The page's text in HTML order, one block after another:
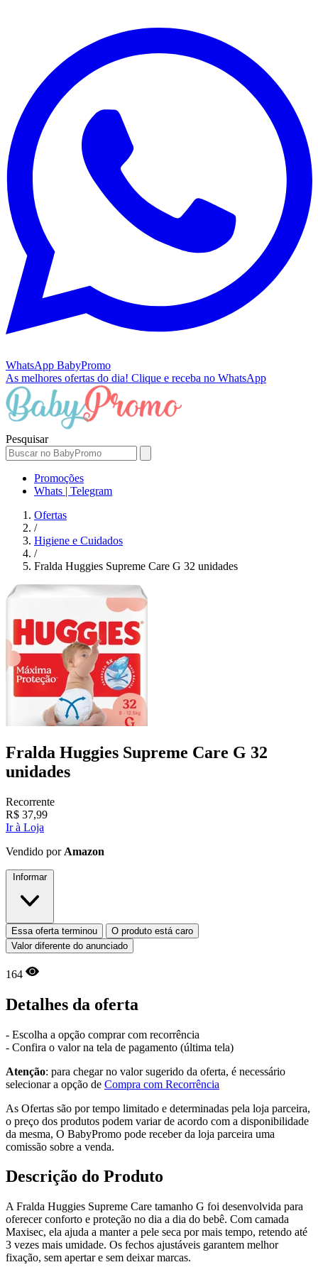
WhatsApp BabyPromo
As melhores ofertas do dia! Clique e receba no WhatsApp
Pesquisar
Promoções
Whats | Telegram
Ofertas
/
Higiene e Cuidados
/
Fralda Huggies Supreme Care G 32 unidades
Fralda Huggies Supreme Care G 32
unidades
Recorrente
R$ 37,99
Ir à Loja
Vendido por Amazon
Informar
Essa oferta terminou
O produto está caro
Valor diferente do anunciado
164
Detalhes da oferta
- Escolha a opção comprar com recorrência
- Confira o valor na tela de pagamento (última tela)
Atenção: para chegar no valor sugerido da oferta, é necessário
selecionar a opção de Compra com Recorrência
As Ofertas são por tempo limitado e determinadas pela loja parceira,
o preço dos produtos podem variar de acordo com a disponibilidade
da mesma, O BabyPromo pode receber da loja parceira uma
comissão sobre a venda.
Descrição do Produto
A Fralda Huggies Supreme Care tamanho G foi desenvolvida para
oferecer conforto e proteção no dia a dia do bebê. Com camada
Maxisec, ela ajuda a manter a pele seca por mais tempo, retendo até
3 vezes mais umidade. Os fechos ajustáveis garantem melhor
fixação, sem apertar e sem deixar marcas.